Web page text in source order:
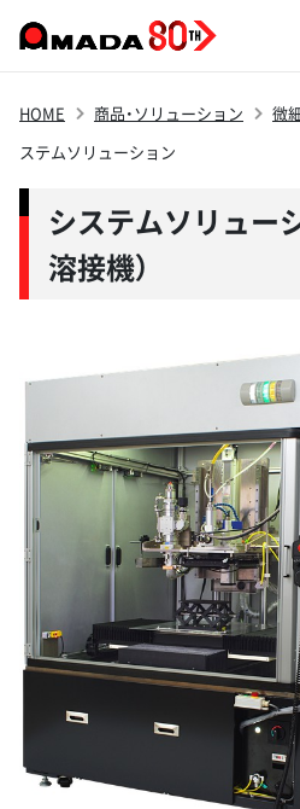
HOME 商品・ソリューション 微
ステムソリューション
システムソリュー
溶接機）